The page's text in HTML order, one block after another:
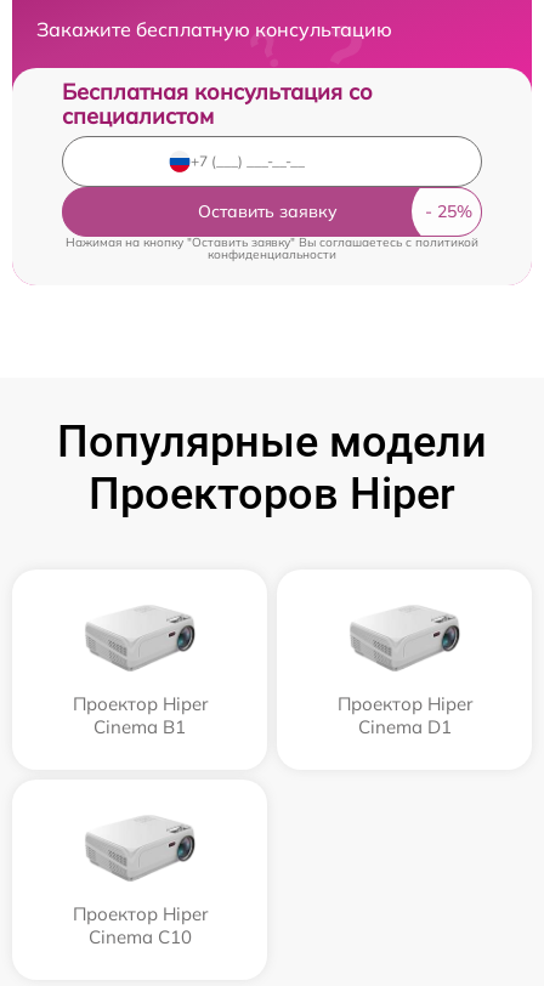
Закажите бесплатную консультацию
Бесплатная консультация со
специалистом
Оставить заявку
Нажимая на кнопку "Оставить заявку" Вы соглашаетесь cполитикой
конфиденциальности
Популярные модели
Проекторов Hiper
Проектор Hiper
Cinema B1
Проектор Hiper
Cinema D1
Проектор Hiper
Cinema C10